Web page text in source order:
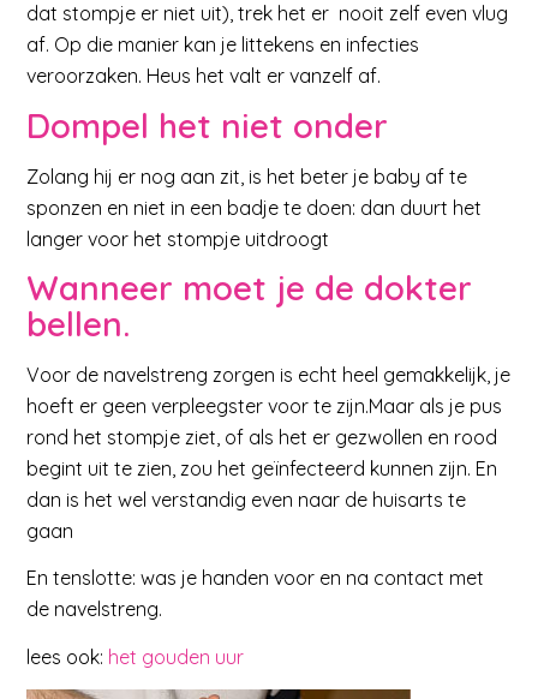
dat stompje er niet uit), trek het er nooit zelf even vlug
af. Op die manier kan je littekens en infecties
veroorzaken. Heus het valt er vanzelf af.
Dompel het niet onder
Zolang hij er nog aan zit, is het beter je baby af te
sponzen en niet in een badje te doen: dan duurt het
langer voor het stompje uitdroogt
Wanneer moet je de dokter
bellen.
Voor de navelstreng zorgen is echt heel gemakkelijk, je
hoeft er geen verpleegster voor te zijn.Maar als je pus
rond het stompje ziet, of als het er gezwollen en rood
begint uit te zien, zou het geïnfecteerd kunnen zijn. En
dan is het wel verstandig even naar de huisarts te
gaan
En tenslotte: was je handen voor en na contact met
de navelstreng.
lees ook: het gouden uur